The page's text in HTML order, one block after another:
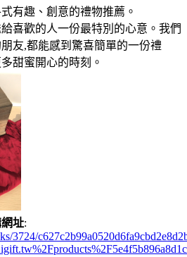
有趣、創意的禮物推薦。
喜歡的人一份最特別的心意。我們
友,都能感到驚喜簡單的一份禮
甜蜜開心的時刻。
址:
3724/